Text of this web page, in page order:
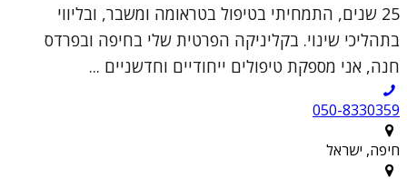
25 שנים, התמחיתי בטיפול בטראומה ומשבר, ובליווי
בתהליכי שינוי. בקליניקה הפרטית שלי בחיפה ובפרדס
חנה, אני מספקת טיפולים ייחודיים וחדשניים ...
050-8330359
חיפה, ישראל